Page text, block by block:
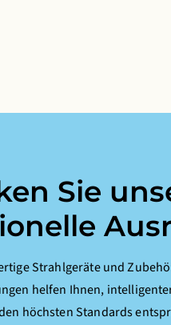
Sie
Strahlgeräte und
helfen Ihnen,
höchsten Standards